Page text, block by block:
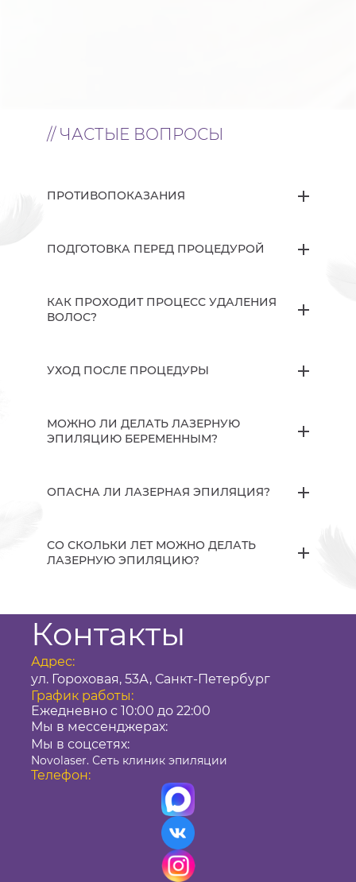
// ЧАСТЫЕ ВОПРОСЫ
ПРОТИВОПОКАЗАНИЯ
ПОДГОТОВКА ПЕРЕД ПРОЦЕДУРОЙ
КАК ПРОХОДИТ ПРОЦЕСС УДАЛЕНИЯ
ВОЛОС?
УХОД ПОСЛЕ ПРОЦЕДУРЫ
МОЖНО ЛИ ДЕЛАТЬ ЛАЗЕРНУЮ
ЭПИЛЯЦИЮ БЕРЕМЕННЫМ?
ОПАСНА ЛИ ЛАЗЕРНАЯ ЭПИЛЯЦИЯ?
СО СКОЛЬКИ ЛЕТ МОЖНО ДЕЛАТЬ
ЛАЗЕРНУЮ ЭПИЛЯЦИЮ?
Контакты
Адрес:
ул. Гороховая, 53А, Санкт-Петербург
График работы:
Ежедневно с 10:00 до 22:00
Мы в мессенджерах:
Мы в соцсетях:
Novolaser. Сеть клиник эпиляции
Телефон: